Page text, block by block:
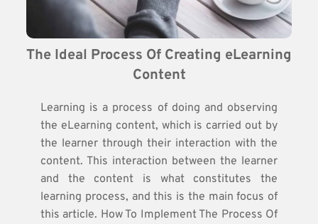
The Ideal Process Of Creating eLearning
Content
Learning is a process of doing and observing
the eLearning content, which is carried out by
the learner through their interaction with the
content. This interaction between the learner
and the content is what constitutes the
learning process, and this is the main focus of
this article. How To Implement The Process Of